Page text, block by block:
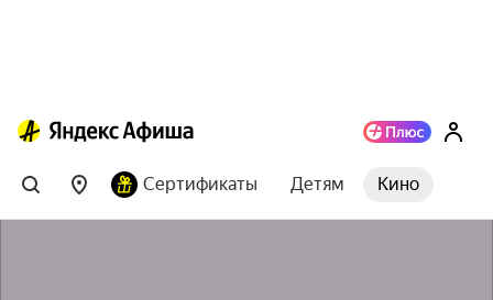
Сертификаты Детям Кино